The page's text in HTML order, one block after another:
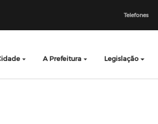
Telefones
A Prefeitura Legislação